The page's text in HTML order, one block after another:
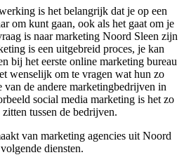
is het belangrijk dat je op een
om kunt gaan, ook als het gaat om je
is naar marketing Noord Sleen zijn
is een uitgebreid proces, je kan
bij het eerste online marketing bureau
wenselijk om te vragen wat hun zo
de andere marketingbedrijven in
social media marketing is het zo
tussen de bedrijven.
van marketing agencies uit Noord
diensten.